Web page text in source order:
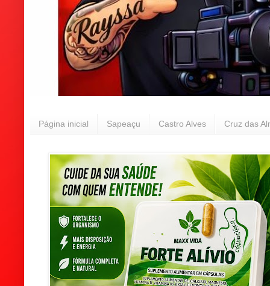
Página inicial Sapeaçu Castro Alves Cruz das